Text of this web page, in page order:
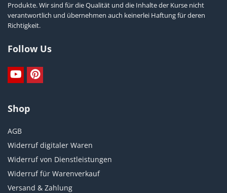
Produkte. Wir sind für die Qualität und die Inhalte der Kurse nicht
verantwortlich und übernehmen auch keinerlei Haftung für deren
Richtigkeit.
Follow Us
Shop
AGB
Widerruf digitaler Waren
Widerruf von Dienstleistungen
Widerruf für Warenverkauf
Versand & Zahlung